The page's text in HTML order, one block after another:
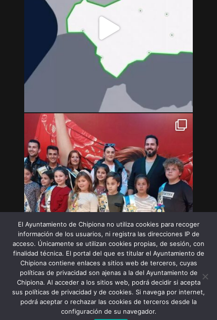
Síguenos en Instagram
El Ayuntamiento de Chipiona no utiliza cookies para recoger
información de los usuarios, ni registra las direcciones IP de
acceso. Únicamente se utilizan cookies propias, de sesión, con
finalidad técnica. El portal del que es titular el Ayuntamiento de
Chipiona contiene enlaces a sitios web de terceros, cuyas
políticas de privacidad son ajenas a la del Ayuntamiento de
Chipiona. Al acceder a los sitios web, podrá decidir si acepta
sus políticas de privacidad y de cookies. Si navega por internet,
podrá aceptar o rechazar las cookies de terceros desde la
configuración de su navegador.